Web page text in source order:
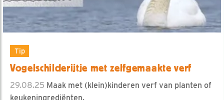
Tip
Vogelschilderijtje met zelfgemaakte verf
29.08.25 Maak met (klein)kinderen verf van planten of
keukeningrediënten.